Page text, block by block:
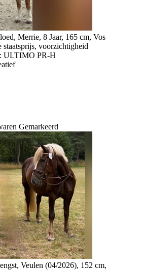
Merrie, 8 Jaar, 165 cm, Vos
voorzichtigheid
ULTIMO PR-H
Gemarkeerd
Veulen (04/2026), 152 cm,